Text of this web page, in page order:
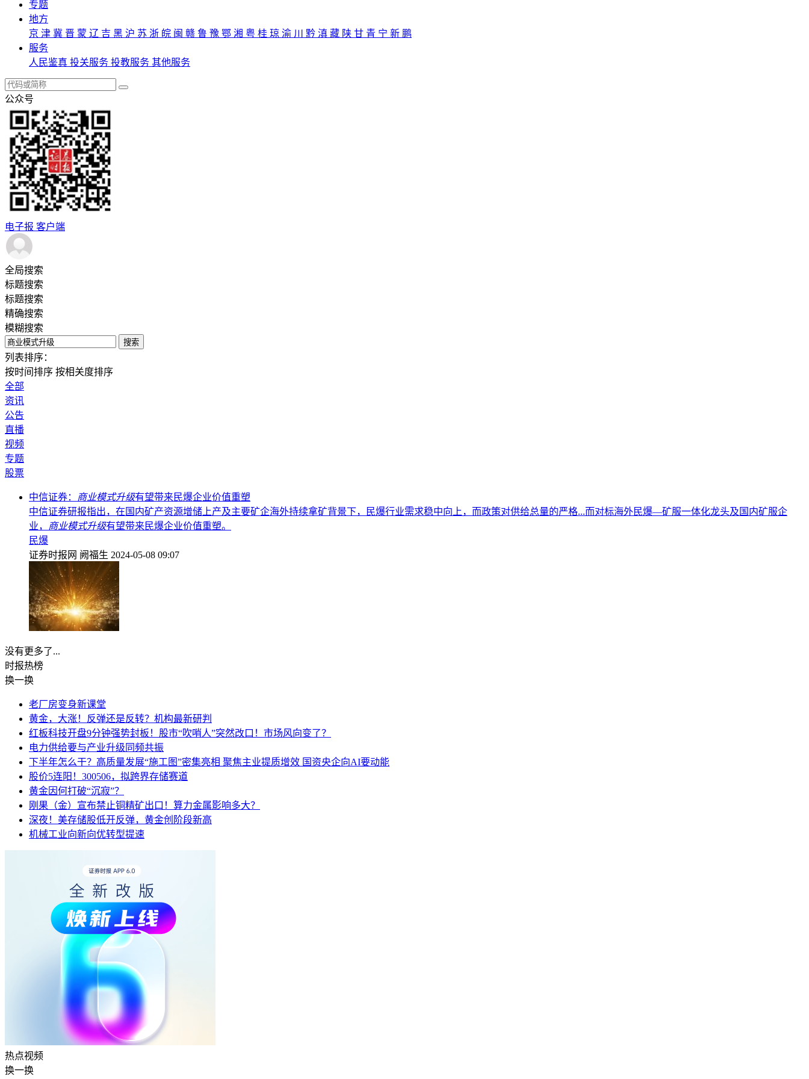
专题
地方
京 津 冀 晋 蒙 辽 吉 黑 沪 苏 浙 皖 闽 赣 鲁 豫 鄂 湘 粤 桂 琼 渝 川 黔 滇 藏 陕 甘 青 宁 新 鹏
服务
人民鉴真 投关服务 投教服务 其他服务
公众号
电子报 客户端
全局搜索
标题搜索
标题搜索
精确搜索
模糊搜索
搜索
列表排序：
按时间排序 按相关度排序
全部
资讯
公告
直播
视频
专题
股票
中信证券： 商业模式升级有望带来民爆企业价值重塑
中信证券研报指出，在国内矿产资源增储上产及主要矿企海外持续拿矿背景下，民爆行业需求稳中向上，而政策对供给总量的严格...而对标海外民爆—矿服一体化龙头及国内矿服企
业，
商业模式升级有望带来民爆企业价值重塑。
民爆
证券时报网 阙福生 2024-05-08 09:07
没有更多了...
时报热榜
换一换
老厂房变身新课堂
黄金，大涨！反弹还是反转？机构最新研判
红板科技开盘9分钟强势封板！股市“吹哨人”突然改口！市场风向变了？
电力供给要与产业升级同频共振
下半年怎么干？高质量发展“施工图”密集亮相 聚焦主业提质增效 国资央企向AI要动能
股价5连阳！300506，拟跨界存储赛道
黄金因何打破“沉寂”？
刚果（金）宣布禁止铜精矿出口！算力金属影响多大？
深夜！美存储股低开反弹，黄金创阶段新高
机械工业向新向优转型提速
热点视频
换一换